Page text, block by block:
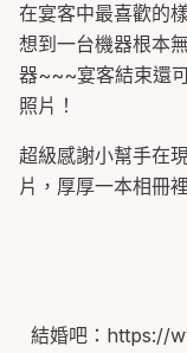
在宴客中最喜歡的
想到一台機器根本
器~~~宴客結束還
照片！
超級感謝小幫手在
片，厚厚一本相冊
結婚吧：https://